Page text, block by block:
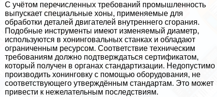
С учётом перечисленных требований промышленность
выпускает специальные хоны, применяемые для
обработки деталей двигателей внутреннего сгорания.
Подобные инструменты имеют изменяемый диаметр,
используются в хонинговальных станках и обладают
ограниченным ресурсом. Соответствие техническим
требованиям должно подтверждаться сертификатом,
который получен в органах стандартизации. Недопустимо
производить хонинговку с помощью оборудования, не
соответствующего утверждённым стандартам. Это может
привести к нежелательным последствиям.